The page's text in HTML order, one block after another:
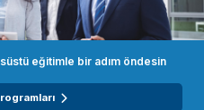
eğitimle bir adım öndesin